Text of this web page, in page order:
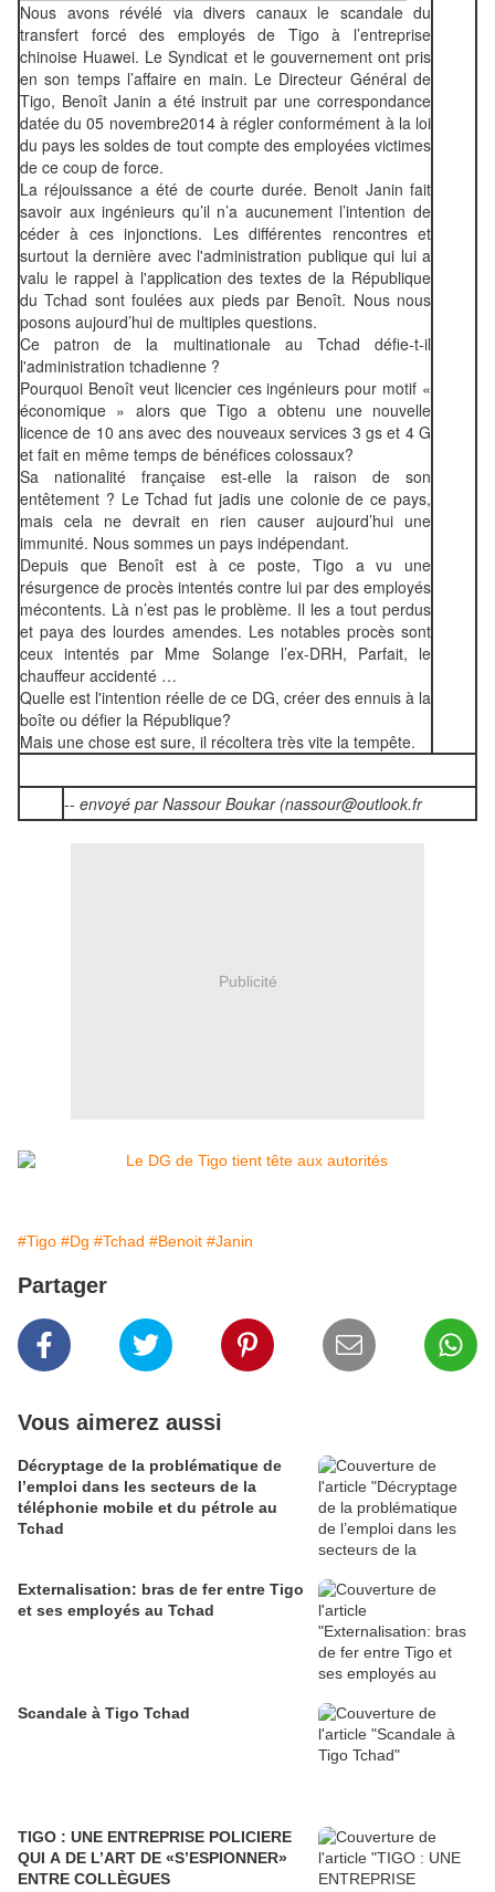
Nous avons révélé via divers canaux le scandale du
transfert forcé des employés de Tigo à l’entreprise
chinoise Huawei. Le Syndicat et le gouvernement ont pris
en son temps l’affaire en main. Le Directeur Général de
Tigo, Benoît Janin a été instruit par une correspondance
datée du 05 novembre2014 à régler conformément à la loi
du pays les soldes de tout compte des employées victimes
de ce coup de force.
La réjouissance a été de courte durée. Benoit Janin fait
savoir aux ingénieurs qu’il n’a aucunement l’intention de
céder à ces injonctions. Les différentes rencontres et
surtout la dernière avec l'administration publique qui lui a
valu le rappel à l'application des textes de la République
du Tchad sont foulées aux pieds par Benoît. Nous nous
posons aujourd’hui de multiples questions.
Ce patron de la multinationale au Tchad défie-t-il
l'administration tchadienne ?
Pourquoi Benoît veut licencier ces ingénieurs pour motif «
économique » alors que Tigo a obtenu une nouvelle
licence de 10 ans avec des nouveaux services 3 gs et 4 G
et fait en même temps de bénéfices colossaux?
Sa nationalité française est-elle la raison de son
entêtement ? Le Tchad fut jadis une colonie de ce pays,
mais cela ne devrait en rien causer aujourd’hui une
immunité. Nous sommes un pays indépendant.
Depuis que Benoît est à ce poste, Tigo a vu une
résurgence de procès intentés contre lui par des employés
mécontents. Là n’est pas le problème. Il les a tout perdus
et paya des lourdes amendes. Les notables procès sont
ceux intentés par Mme Solange l’ex-DRH, Parfait, le
chauffeur accidenté …
Quelle est l'intention réelle de ce DG, créer des ennuis à la
boîte ou défier la République?
Mais une chose est sure, il récoltera très vite la tempête.
-- envoyé par Nassour Boukar (nassour@outlook.fr
Publicité
#Tigo #Dg #Tchad #Benoit #Janin
Partager
Vous aimerez aussi
Décryptage de la problématique de
l’emploi dans les secteurs de la
téléphonie mobile et du pétrole au
Tchad
Externalisation: bras de fer entre Tigo
et ses employés au Tchad
Scandale à Tigo Tchad
TIGO : UNE ENTREPRISE POLICIERE
QUI A DE L’ART DE «S’ESPIONNER»
ENTRE COLLÈGUES